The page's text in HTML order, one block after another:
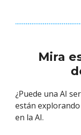
Mira
¿Puede una AI
están
en la AI.